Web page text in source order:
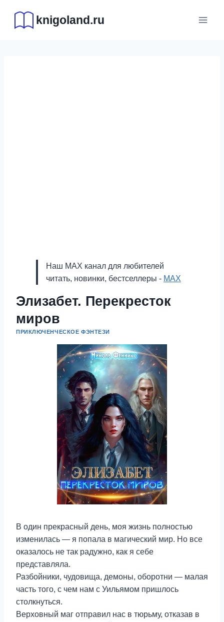
содержимому
knigoland.ru
Наш MAX канал для любителей
читать, новинки, бестселлеры - MAX
Элизабет. Перекресток
миров
ПРИКЛЮЧЕНЧЕСКОЕ ФЭНТЕЗИ
В один прекрасный день, моя жизнь полностью
изменилась — я попала в магический мир. Но все
оказалось не так радужно, как я себе
представляла.
Разбойники, чудовища, демоны, оборотни — малая
часть того, с чем нам с Уильямом пришлось
столкнуться.
Верховный маг отправил нас в тюрьму, отказав в